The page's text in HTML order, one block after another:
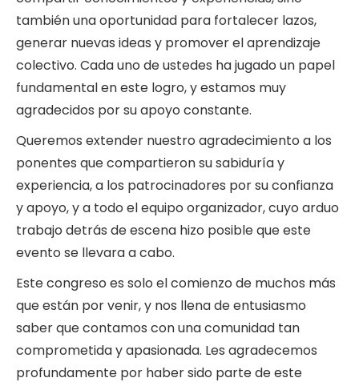
también una oportunidad para fortalecer lazos,
generar nuevas ideas y promover el aprendizaje
colectivo. Cada uno de ustedes ha jugado un papel
fundamental en este logro, y estamos muy
agradecidos por su apoyo constante.
Queremos extender nuestro agradecimiento a los
ponentes que compartieron su sabiduría y
experiencia, a los patrocinadores por su confianza
y apoyo, y a todo el equipo organizador, cuyo arduo
trabajo detrás de escena hizo posible que este
evento se llevara a cabo.
Este congreso es solo el comienzo de muchos más
que están por venir, y nos llena de entusiasmo
saber que contamos con una comunidad tan
comprometida y apasionada. Les agradecemos
profundamente por haber sido parte de este